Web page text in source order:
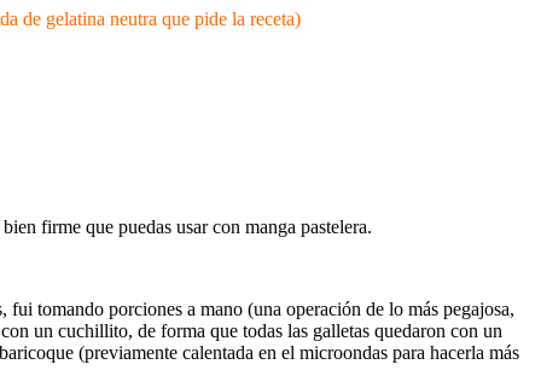
de gelatina neutra que pide la receta)
firme que puedas usar con manga pastelera.
tomando porciones a mano (una operación de lo más pegajosa,
un cuchillito, de forma que todas las galletas quedaron con un
(previamente calentada en el microondas para hacerla más